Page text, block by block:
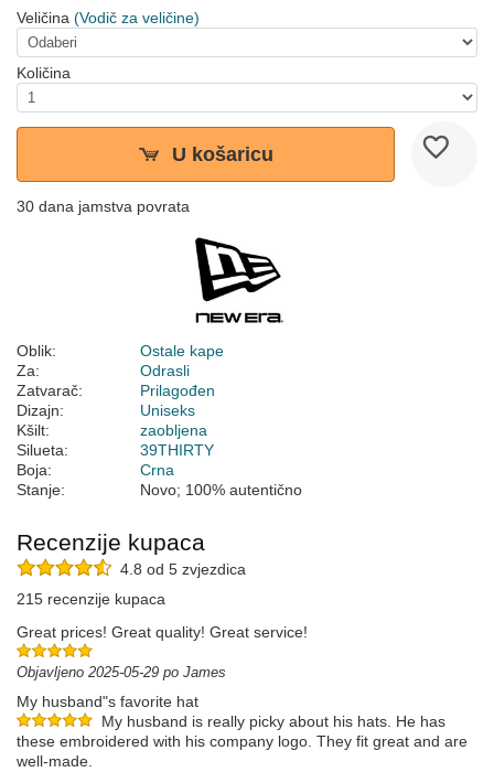
Veličina (Vodič za veličine)
Količina
U košaricu
30 dana jamstva povrata
Oblik:
Ostale kape
Za:
Odrasli
Zatvarač:
Prilagođen
Dizajn:
Uniseks
Kšilt:
zaobljena
Silueta:
39THIRTY
Boja:
Crna
Stanje:
Novo; 100% autentično
Recenzije kupaca
4.8 od 5 zvjezdica
215 recenzije kupaca
Great prices! Great quality! Great service!
Objavljeno 2025-05-29 po James
My husband"s favorite hat
My husband is really picky about his hats. He has
these embroidered with his company logo. They fit great and are
well-made.